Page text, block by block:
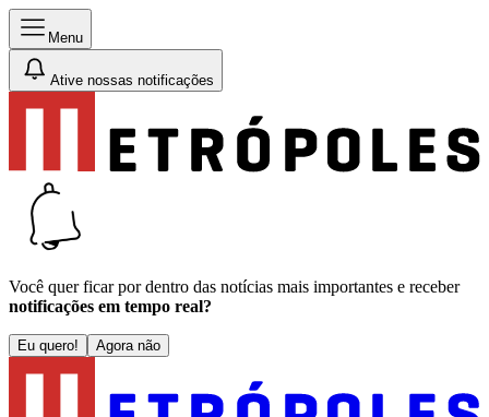
Menu
Ative nossas notificações
Você quer ficar por dentro das notícias mais importantes e receber
notificações em tempo real?
Eu quero! Agora não